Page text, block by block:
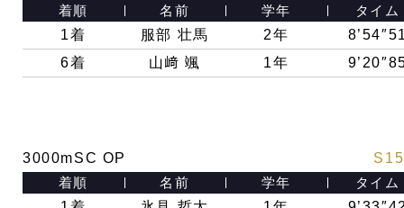
着順
名前 学年
タイム
1着
服部 壮馬 2年
6着
山﨑 颯 1年
3000mSC OP
着順
名前 学年
タイム